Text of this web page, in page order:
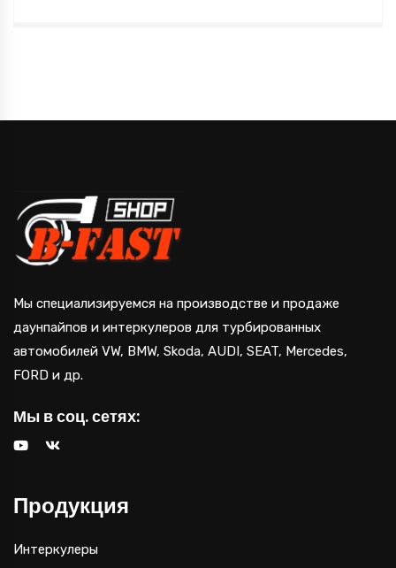
Мы специализируемся на производстве и продаже
даунпайпов и интеркулеров для турбированных
автомобилей VW, BMW, Skoda, AUDI, SEAT, Mercedes,
FORD и др.
Мы в соц. сетях:
Продукция
Интеркулеры